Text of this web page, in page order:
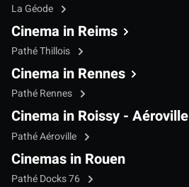
La Géode
Cinema in Reims
Pathé Thillois
Cinema in Rennes
Pathé Rennes
Cinema in Roissy - Aéroville
Pathé Aéroville
Cinemas in Rouen
Pathé Docks 76